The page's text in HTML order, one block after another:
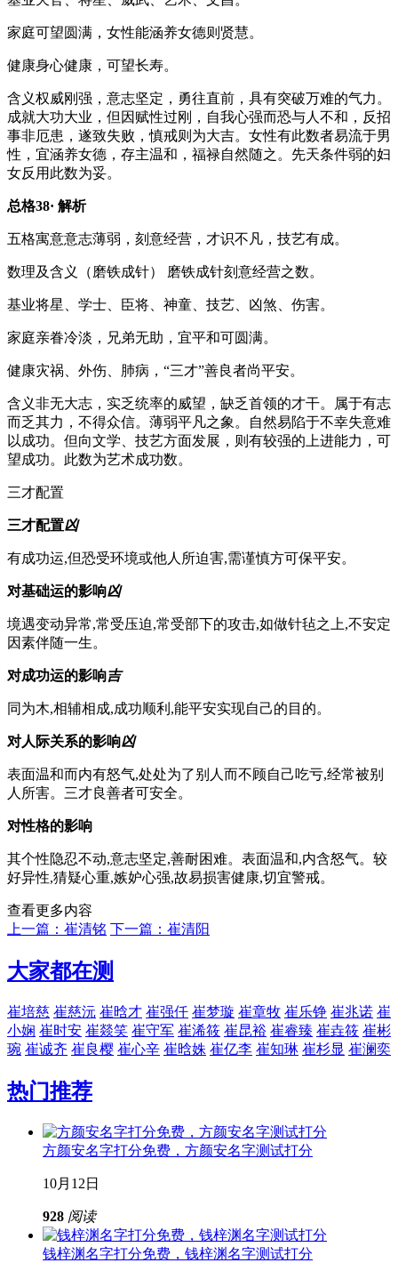
家庭可望圆满，女性能涵养女德则贤慧。
健康身心健康，可望长寿。
含义权威刚强，意志坚定，勇往直前，具有突破万难的气力。
成就大功大业，但因赋性过刚，自我心强而恐与人不和，反招
事非厄患，遂致失败，慎戒则为大吉。女性有此数者易流于男
性，宜涵养女德，存主温和，福禄自然随之。先天条件弱的妇
女反用此数为妥。
总格38· 解析
五格寓意意志薄弱，刻意经营，才识不凡，技艺有成。
数理及含义 （磨铁成针） 磨铁成针刻意经营之数。
基业将星、学士、臣将、神童、技艺、凶煞、伤害。
家庭亲眷冷淡，兄弟无助，宜平和可圆满。
健康灾祸、外伤、肺病，“三才”善良者尚平安。
含义非无大志，实乏统率的威望，缺乏首领的才干。属于有志
而乏其力，不得众信。薄弱平凡之象。自然易陷于不幸失意难
以成功。但向文学、技艺方面发展，则有较强的上进能力，可
望成功。此数为艺术成功数。
三才配置
三才配置凶
有成功运,但恐受环境或他人所迫害,需谨慎方可保平安。
对基础运的影响凶
境遇变动异常,常受压迫,常受部下的攻击,如做针毡之上,不安定
因素伴随一生。
对成功运的影响吉
同为木,相辅相成,成功顺利,能平安实现自己的目的。
对人际关系的影响凶
表面温和而内有怒气,处处为了别人而不顾自己吃亏,经常被别
人所害。三才良善者可安全。
对性格的影响
其个性隐忍不动,意志坚定,善耐困难。表面温和,内含怒气。较
好异性,猜疑心重,嫉妒心强,故易损害健康,切宜警戒。
查看更多内容
上一篇：崔清铭 下一篇：崔清阳
大家都在测
崔培慈 崔慈沅 崔晗才 崔强仟 崔梦璇 崔章牧 崔乐铮 崔兆诺 崔
小娴 崔时安 崔燚笑 崔守军 崔浠筱 崔昆裕 崔睿臻 崔垚筱 崔彬
琬 崔诚齐 崔良樱 崔心辛 崔晗姝 崔亿李 崔知琳 崔杉显 崔澜奕
热门推荐
方颜安名字打分免费，方颜安名字测试打分
10月12日
928 阅读
钱梓渊名字打分免费，钱梓渊名字测试打分